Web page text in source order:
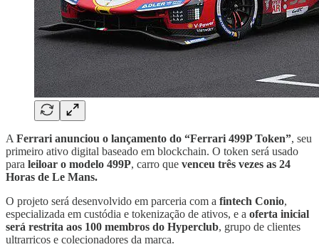
A Ferrari anunciou o lançamento do “Ferrari 499P Token”, seu
primeiro ativo digital baseado em blockchain. O token será usado
para leiloar o modelo 499P, carro que venceu três vezes as 24
Horas de Le Mans.
O projeto será desenvolvido em parceria com a fintech Conio,
especializada em custódia e tokenização de ativos, e a oferta inicial
será restrita aos 100 membros do Hyperclub, grupo de clientes
ultrarricos e colecionadores da marca.